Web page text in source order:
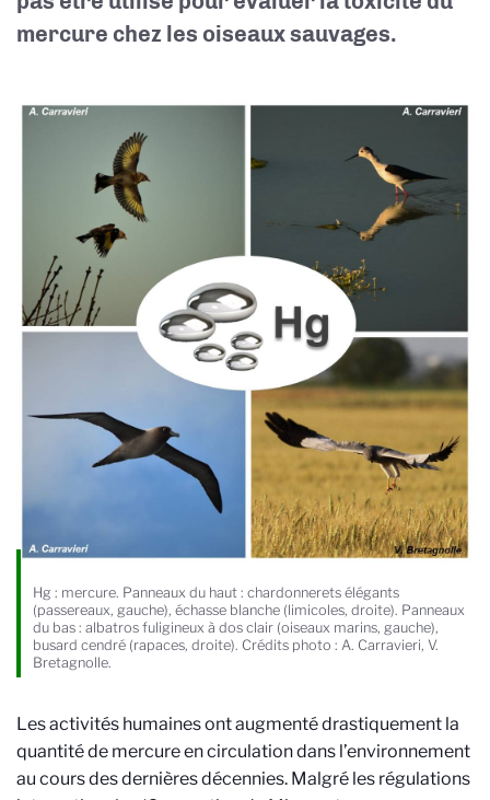
mercure chez les oiseaux sauvages.
Hg : mercure. Panneaux du haut : chardonnerets élégants
(passereaux, gauche), échasse blanche (limicoles, droite). Panneaux
du bas : albatros fuligineux à dos clair (oiseaux marins, gauche),
busard cendré (rapaces, droite). Crédits photo : A. Carravieri, V.
Bretagnolle.
Les activités humaines ont augmenté drastiquement la
quantité de mercure en circulation dans l’environnement
au cours des dernières décennies. Malgré les régulations